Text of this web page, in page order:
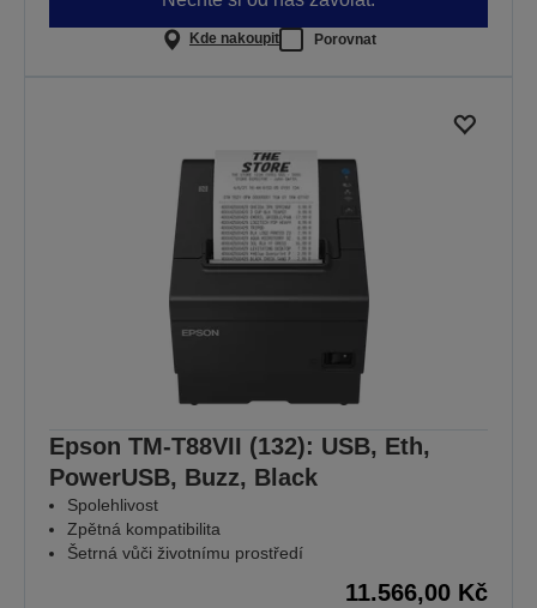
Kde nakoupit Porovnat
Epson TM-T88VII (132): USB, Eth,
PowerUSB, Buzz, Black
Spolehlivost
Zpětná kompatibilita
Šetrná vůči životnímu prostředí
11.566,00 Kč